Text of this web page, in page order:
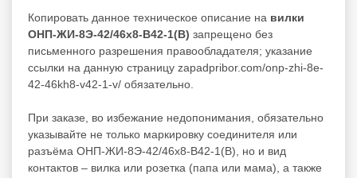
Копировать данное техническое описание на вилки
ОНП-ЖИ-8Э-42/46х8-В42-1(В) запрещено без
письменного разрешения правообладателя; указание
ссылки на данную страницу zapadpribor.com/onp-zhi-8e-
42-46kh8-v42-1-v/ обязательно.
При заказе, во избежание недопонимания, обязательно
указывайте не только маркировку соединителя или
разъёма ОНП-ЖИ-8Э-42/46х8-В42-1(В), но и вид
контактов – вилка или розетка (папа или мама), а также